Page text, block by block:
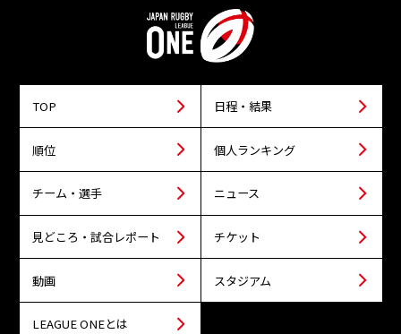
TOP 日程・結果
順位 個人ランキング
チーム・選手 ニュース
見どころ・試合レポート チケット
動画 スタジアム
LEAGUE ONEとは